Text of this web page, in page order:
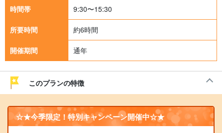
時間帯 9:30〜15:30
所要時間 約6時間
開催期間 通年
このプランの特徴
☆★今季限定！特別キャンペーン開催中☆★